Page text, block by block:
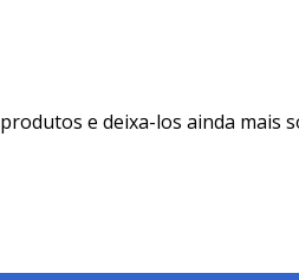
e deixa-los ainda mais